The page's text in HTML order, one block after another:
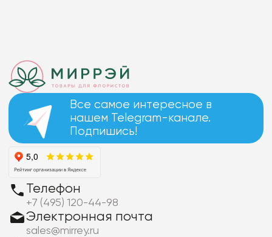
Все самое интересное в
нашем Telegram-канале.
Подпишись!
Телефон
+7 (495) 120-44-98
Электронная почта
sales@mirrey.ru